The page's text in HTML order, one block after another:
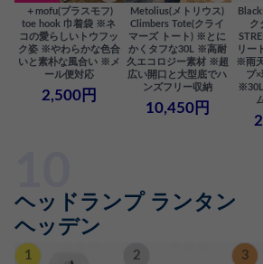
＋mofu(プラスモフ)
toe hook 巾着袋 ※ネ
コの愛らしいトウフッ
ク姿 ※やわらかな色合
いと素朴な風合い ※メ
ール便対応
2,500円
Metolius(メトリウス)
Climbers Tote(クライ
マーズ トート) ※とに
かくタフな30L ※高耐
久エコロジー素材 ※超
広い開口と大型底でハ
ンズフリー収納
10,450円
ク
リー
※雨
プ
ヘッドランプ ランタン
ヘッデン
1 2 3